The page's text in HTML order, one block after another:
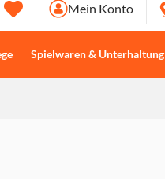
Spielwaren & Unterhaltung
Mein Konto